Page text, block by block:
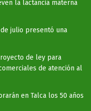
la lactancia materna
julio presentó una
de ley para
de atención al
en Talca los 50 años